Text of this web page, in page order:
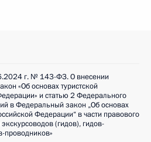
г. № 143-ФЗ. О внесении
«Об основах туристской
и статью 2 Федерального
в Федеральный закон „Об основах
Федерации“ в части правового
(гидов), гидов-
проводников»